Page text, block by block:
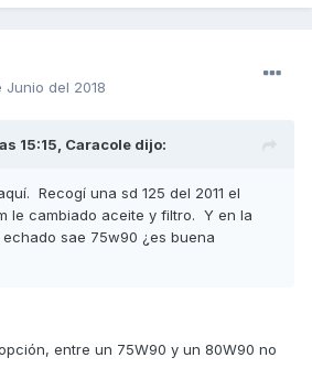
Junio del 2018
15:15, Caracole dijo:
Recogí una sd 125 del 2011 el
le cambiado aceite y filtro. Y en la
sae 75w90 ¿es buena
entre un 75W90 y un 80W90 no